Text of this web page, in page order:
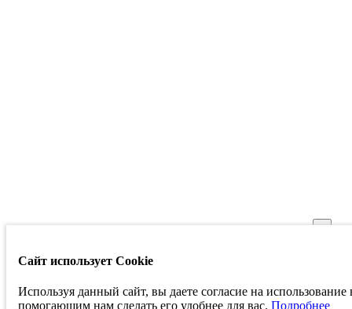
Сайт использует Cookie
Используя данный сайт, вы даете согласие на
помогающим нам сделать его удобнее для вас. Подробнее
×